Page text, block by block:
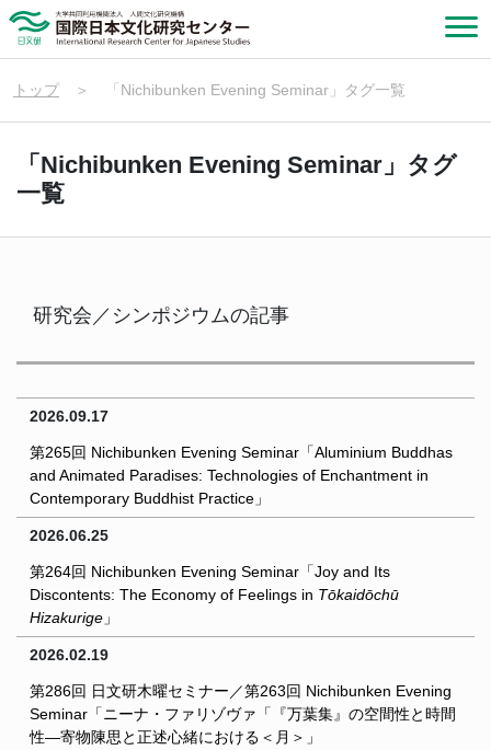
トップ＞ 「Nichibunken Evening Seminar」タグ一覧
「Nichibunken Evening Seminar」タグ
一覧
研究会／シンポジウムの記事
2026.09.17
第265回 Nichibunken Evening Seminar「Aluminium Buddhas
and Animated Paradises: Technologies of Enchantment in
Contemporary Buddhist Practice」
2026.06.25
第264回 Nichibunken Evening Seminar「Joy and Its
Discontents: The Economy of Feelings in Tōkaidōchū
Hizakurige 」
2026.02.19
第286回 日文研木曜セミナー／第263回 Nichibunken Evening
Seminar「ニーナ・ファリゾヴァ「『万葉集』の空間性と時間
性―寄物陳思と正述心緒における＜月＞」